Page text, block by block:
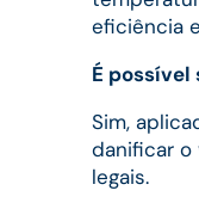
eficiência
É
Sim,
danificar o
legais.